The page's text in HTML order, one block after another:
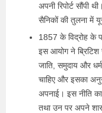
अपनी रिपोर्ट सौंपी
सैनिकों की तुलना में
1857 के विद्रोह के
इस आयोग ने ब्रिटिश
जाति, समुदाय और
चाहिए और इसका
अपनाई। इस नीति
तथा उन पर अपने